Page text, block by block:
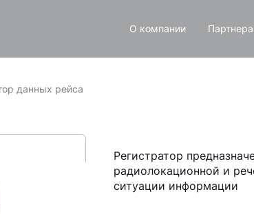
О компании
данных рейса
Регистратор
радиолокационной и
ситуации информации